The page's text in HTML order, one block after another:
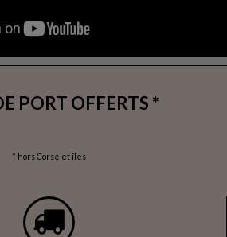
PORT OFFERTS *
* hors Corse et îles